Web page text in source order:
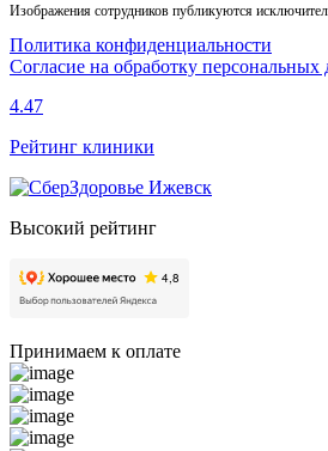
Изображения сотрудников публикуются
Политика конфиденциальности
Согласие на обработку
4.47
Рейтинг клиники
Высокий рейтинг
Принимаем к оплате